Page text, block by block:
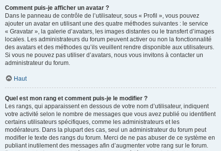
Comment puis-je afficher un avatar ?
Dans le panneau de contrôle de l’utilisateur, sous « Profil », vous pouvez
ajouter un avatar en utilisant une des quatre méthodes suivantes : le service
« Gravatar », la galerie d’avatars, les images distantes ou le transfert d’images
locales. Les administrateurs du forum peuvent activer ou non la fonctionnalité
des avatars et des méthodes qu’ils veuillent rendre disponible aux utilisateurs.
Si vous ne pouvez pas utiliser d’avatars, nous vous invitons à contacter un
administrateur du forum.
Haut
Quel est mon rang et comment puis-je le modifier ?
Les rangs, qui apparaissent en dessous de votre nom d’utilisateur, indiquent
votre activité selon le nombre de messages que vous avez publié ou identifient
certains utilisateurs spécifiques, comme les administrateurs et les
modérateurs. Dans la plupart des cas, seul un administrateur du forum peut
modifier le texte des rangs du forum. Merci de ne pas abuser de ce système en
publiant inutilement des messages afin d’augmenter votre rang sur le forum.